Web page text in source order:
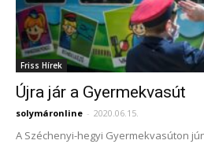
Friss Hírek
Újra jár a Gyermekvasút
solymáronline - 2020.06.15.
A Széchenyi-hegyi Gyermekvasúton